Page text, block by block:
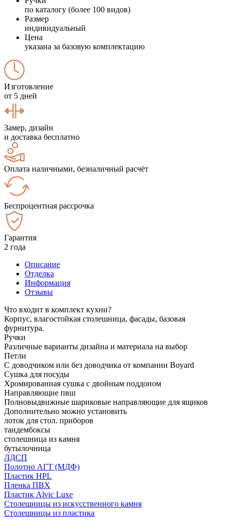
по каталогу (более 100 видов)
Размер
индивидуальный
Цена
указана за базовую комплектацию
Изготовление
от 5 дней
Замер, дизайн
и доставка бесплатно
Оплата наличными, безналичный расчёт
Беспроцентная рассрочка
Гарантия
2 года
Описание
Отделка
Информация
Отзывы
Что входит в комплект кухни?
Корпус, влагостойкая столешница, фасады, базовая
фурнитура.
Ручки
Различные варианты дизайна и материала на выбор
Петли
С доводчиком или без доводчика от компании Boyard
Сушка для посуды
Хромированная сушка с двойным поддоном
Направляющие пвш
Полновыдвижные шариковые направляющие для ящиков
Дополнительно можно установить
лоток для стол. приборов
тандембоксы
столешница из камня
бутылочница
ЛДСП
Полотно АГТ (МДФ)
Пластик HPL
Пленка ПВХ
Пластик Alvic Luxe
Столешницы из искусственного камня
Столешницы из пластика